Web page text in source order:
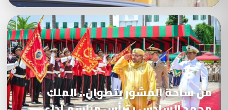
من ساحة المشور بتطوان.. الملك